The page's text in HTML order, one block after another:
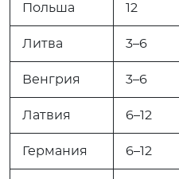
Польша 12
Литва 3–6
Венгрия 3–6
Латвия 6–12
Германия 6–12